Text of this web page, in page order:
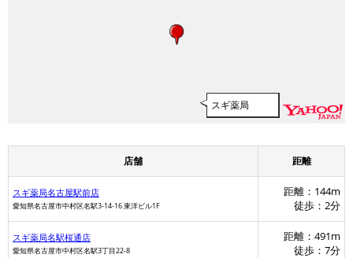
スギ薬局
店舗 距離
スギ薬局名古屋駅前店
愛知県名古屋市中村区名駅3-14-16 東洋ビル1F
距離：144m
徒歩：2分
スギ薬局名駅桜通店
愛知県名古屋市中村区名駅3丁目22-8
距離：491m
徒歩：7分